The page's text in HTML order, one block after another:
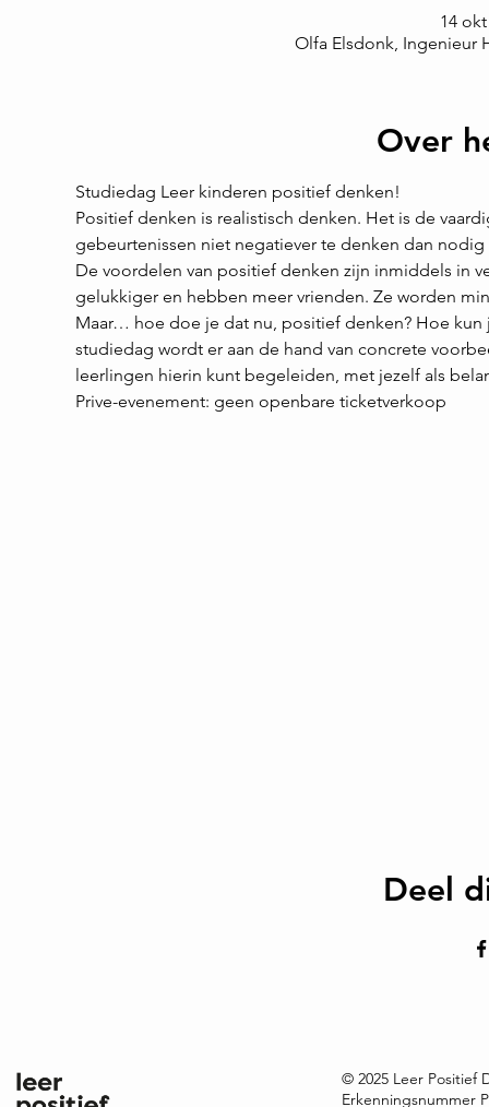
14 okt
Olfa Elsdonk, Ingenieur
Over
Studiedag Leer kinderen positief denken!
Positief denken is realistisch denken. Het is de
gebeurtenissen niet negatiever te denken dan nodig
De voordelen van positief denken zijn inmiddels in
gelukkiger en hebben meer vrienden. Ze worden
Maar… hoe doe je dat nu, positief denken? Hoe
studiedag wordt er aan de hand van concrete
leerlingen hierin kunt begeleiden, met jezelf als
Prive-evenement: geen openbare ticketverkoop
Deel
© 2025 Leer Positief
Erkenningsnummer